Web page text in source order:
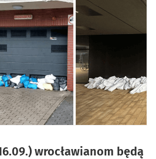
wrocławianom będą